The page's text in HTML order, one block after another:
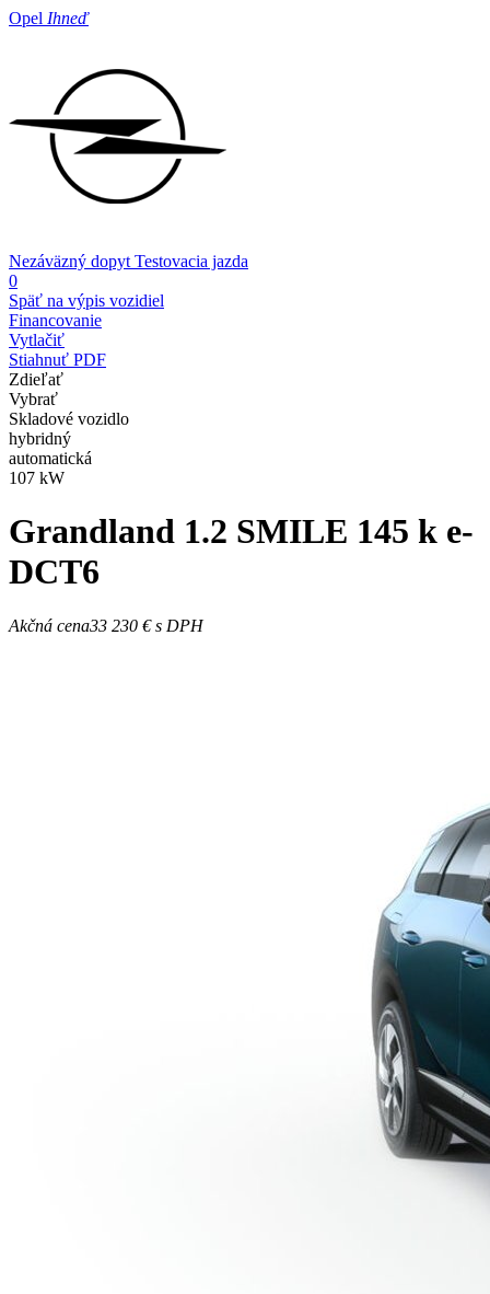
Opel Ihneď
Nezáväzný dopyt Testovacia jazda
0
Späť na výpis vozidiel
Financovanie
Vytlačiť
Stiahnuť PDF
Zdieľať
Vybrať
Skladové vozidlo
hybridný
automatická
107 kW
Grandland 1.2 SMILE 145 k e-
DCT6
Akčná cena33 230 €s DPH